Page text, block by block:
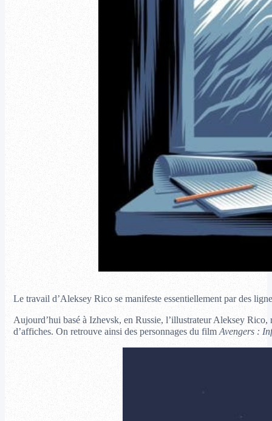
Le travail d’Aleksey Rico se manifeste essentiellement par des
Aujourd’hui basé à Izhevsk, en Russie, l’illustrateur Aleksey Rico,
d’affiches. On retrouve ainsi des personnages du filmAvengers :